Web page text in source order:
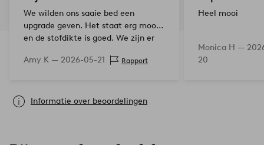
We wilden ons saaie bed een
upgrade geven. Het staat erg mooi
en de stofdikte is goed. We zijn er
Amy K — 2026-05-21 Rapport
Heel mooi
Monica H —
20
Informatie over beoordelingen